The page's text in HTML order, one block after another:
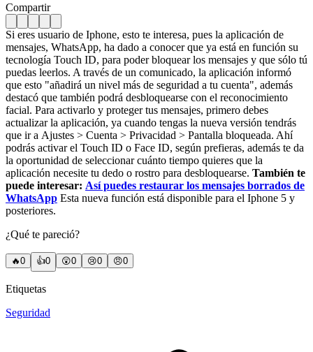
Compartir
Si eres usuario de Iphone, esto te interesa, pues la aplicación de
mensajes, WhatsApp, ha dado a conocer que ya está en función su
tecnología Touch ID, para poder bloquear los mensajes y que sólo tú
puedas leerlos. A través de un comunicado, la aplicación informó
que esto "añadirá un nivel más de seguridad a tu cuenta", además
destacó que también podrá desbloquearse con el reconocimiento
facial. Para activarlo y proteger tus mensajes, primero debes
actualizar la aplicación, ya cuando tengas la nueva versión tendrás
que ir a Ajustes > Cuenta > Privacidad > Pantalla bloqueada. Ahí
podrás activar el Touch ID o Face ID, según prefieras, además te da
la oportunidad de seleccionar cuánto tiempo quieres que la
aplicación necesite tu dedo o rostro para desbloquearse. También te
puede interesar: Así puedes restaurar los mensajes borrados de
WhatsApp Esta nueva función está disponible para el Iphone 5 y
posteriores.
¿Qué te pareció?
🔥0 👍0 😲0 😢0 😠0
Etiquetas
Seguridad